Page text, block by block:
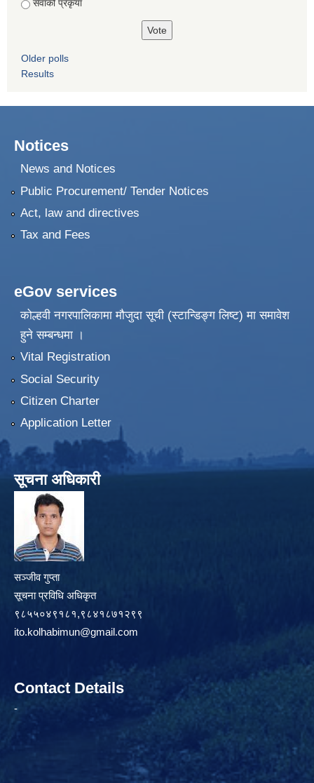
सेवाको प्रकृया
Older polls
Results
Notices
News and Notices
Public Procurement/ Tender Notices
Act, law and directives
Tax and Fees
eGov services
कोल्हवी नगरपालिकामा मौजुदा सूची (स्टान्डिङ्ग लिष्ट) मा समावेश
हुने सम्बन्धमा ।
Vital Registration
Social Security
Citizen Charter
Application Letter
सूचना अधिकारी
सञ्जीव गुप्ता
सूचना प्रविधि अधिकृत
९८५५०४९१८१,९८४१८७१२९९
ito.kolhabimun@gmail.com
Contact Details
-